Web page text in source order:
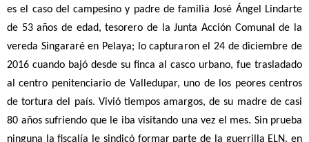
es el caso del campesino y padre de familia José Ángel Lindarte
de 53 años de edad, tesorero de la Junta Acción Comunal de la
vereda Singararé en Pelaya; lo capturaron el 24 de diciembre de
2016 cuando bajó desde su finca al casco urbano, fue trasladado
al centro penitenciario de Valledupar, uno de los peores centros
de tortura del país. Vivió tiempos amargos, de su madre de casi
80 años sufriendo que le iba visitando una vez el mes. Sin prueba
ninguna la fiscalía le sindicó formar parte de la guerrilla ELN, en